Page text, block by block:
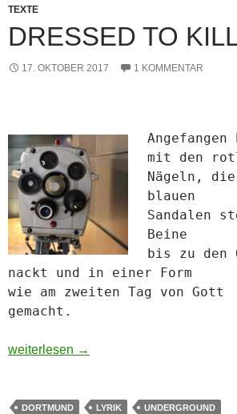
TEXTE
DRESSED TO
17. OKTOBER 2017 1 KOMMENTAR
mit den
Nägeln,
blauen
Sandalen
Beine
bis zu den
nackt und in einer Form
wie am zweiten Tag von Gott
gemacht.
Dressed to kill
weiterlesen →
DORTMUND LYRIK UNDERGROUND